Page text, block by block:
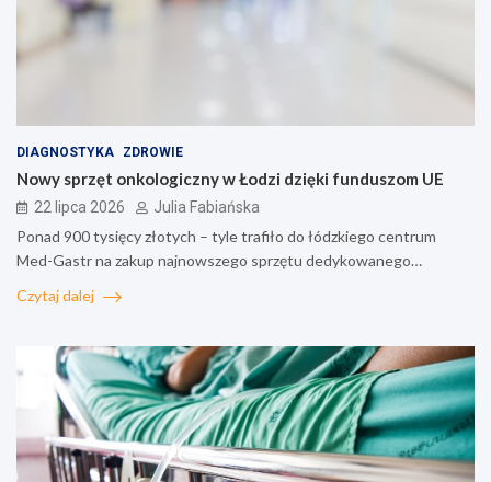
DIAGNOSTYKA ZDROWIE
Nowy sprzęt onkologiczny w Łodzi dzięki funduszom UE
22 lipca 2026 Julia Fabiańska
Ponad 900 tysięcy złotych – tyle trafiło do łódzkiego centrum
Med-Gastr na zakup najnowszego sprzętu dedykowanego…
Czytaj dalej